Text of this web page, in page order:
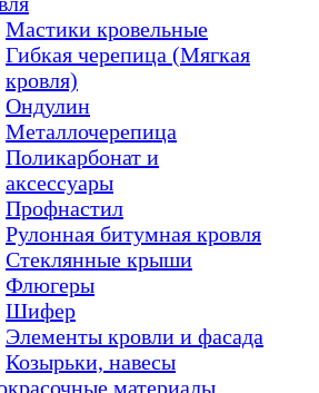
Мастики кровельные
Гибкая черепица (Мягкая
кровля)
Ондулин
Металлочерепица
Поликарбонат и
аксессуары
Профнастил
Рулонная битумная кровля
Стеклянные крыши
Флюгеры
Шифер
Элементы кровли и фасада
Козырьки, навесы
материалы